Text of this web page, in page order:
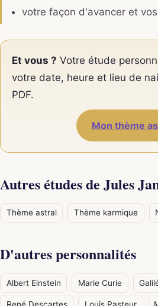
votre façon d'avancer et
Et vous ? Votre étude
votre date, heure et lieu de
PDF.
Mon thème
Autres études de Jules
Thème astral Thème karmique
D'autres personnalités
Albert Einstein Marie Curie